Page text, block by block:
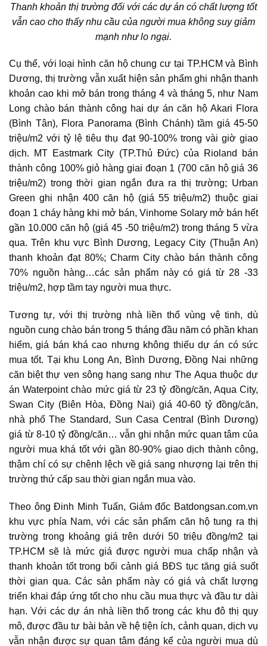
Thanh khoản thị trường đối với các dự án có chất lượng tốt
vẫn cao cho thấy nhu cầu của người mua không suy giảm
mạnh như lo ngại.
Cụ thể, với loại hình căn hộ chung cư tại TP.HCM và Bình
Dương, thị trường vẫn xuất hiện sản phẩm ghi nhận thanh
khoản cao khi mở bán trong tháng 4 và tháng 5, như Nam
Long chào bán thành công hai dự án căn hộ Akari Flora
(Bình Tân), Flora Panorama (Bình Chánh) tầm giá 45-50
triệu/m2 với tỷ lệ tiêu thụ đạt 90-100% trong vài giờ giao
dịch. MT Eastmark City (TP.Thủ Đức) của Rioland bán
thành công 100% giỏ hàng giai đoạn 1 (700 căn hộ giá 36
triệu/m2) trong thời gian ngắn đưa ra thị trường; Urban
Green ghi nhận 400 căn hộ (giá 55 triệu/m2) thuộc giai
đoạn 1 cháy hàng khi mở bán, Vinhome Solary mở bán hết
gần 10.000 căn hộ (giá 45 -50 triệu/m2) trong tháng 5 vừa
qua. Trên khu vực Bình Dương, Legacy City (Thuận An)
thanh khoản đạt 80%; Charm City chào bán thành công
70% nguồn hàng…các sản phẩm này có giá từ 28 -33
triệu/m2, hợp tầm tay người mua thực.
Tương tự, với thị trường nhà liền thổ vùng vệ tinh, dù
nguồn cung chào bán trong 5 tháng đầu năm có phần khan
hiếm, giá bán khá cao nhưng không thiếu dự án có sức
mua tốt. Tại khu Long An, Bình Dương, Đồng Nai những
căn biệt thự ven sông hạng sang như The Aqua thuộc dự
án Waterpoint chào mức giá từ 23 tỷ đồng/căn, Aqua City,
Swan City (Biên Hòa, Đồng Nai) giá 40-60 tỷ đồng/căn,
nhà phố The Standard, Sun Casa Central (Bình Dương)
giá từ 8-10 tỷ đồng/căn… vẫn ghi nhận mức quan tâm của
người mua khá tốt với gần 80-90% giao dịch thành công,
thậm chí có sự chênh lệch về giá sang nhượng lại trên thị
trường thứ cấp sau thời gian ngắn mua vào.
Theo ông Đinh Minh Tuấn, Giám đốc Batdongsan.com.vn
khu vực phía Nam, với các sản phẩm căn hộ tung ra thị
trường trong khoảng giá trên dưới 50 triệu đồng/m2 tại
TP.HCM sẽ là mức giá được người mua chấp nhận và
thanh khoản tốt trong bối cảnh giá BĐS tục tăng giá suốt
thời gian qua. Các sản phẩm này có giá và chất lượng
triển khai đáp ứng tốt cho nhu cầu mua thực và đầu tư dài
hạn. Với các dự án nhà liền thổ trong các khu đô thị quy
mô, được đầu tư bài bản về hệ tiện ích, cảnh quan, dịch vụ
vẫn nhận được sự quan tâm đáng kể của người mua dù